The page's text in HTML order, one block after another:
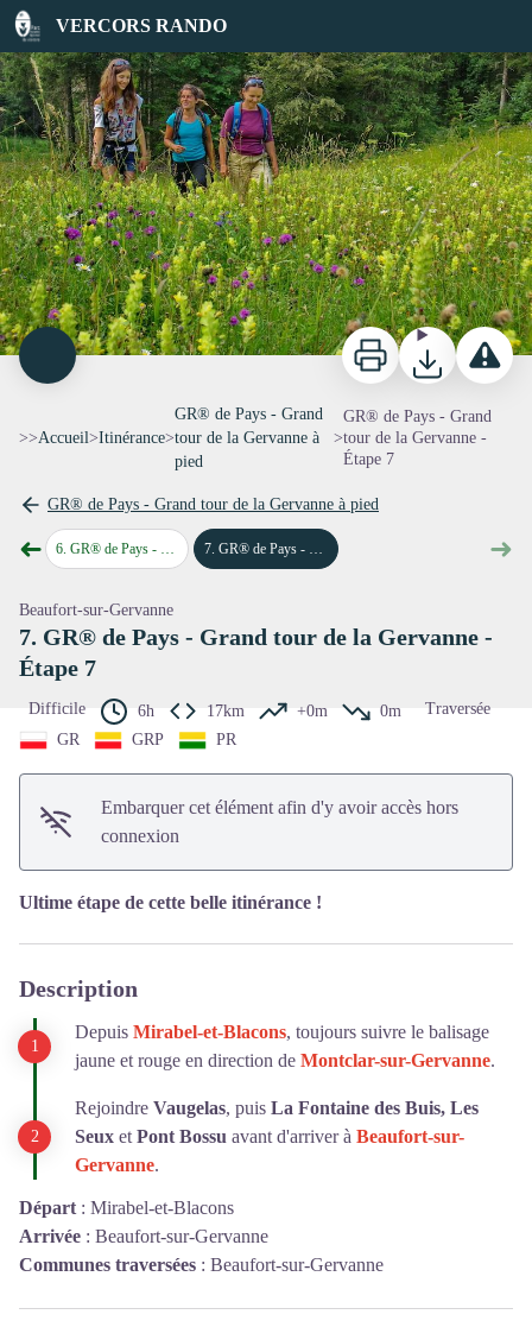
VERCORS RANDO
GR® de Pays - Grand tour de la Gervanne - Étape 7
Voir l'image en plein écran
ImprimerTéléchargerSignaler
>>Accueil>Itinérance>
GR® de Pays - Grand
tour de la Gervanne à
pied
>
GR® de Pays - Grand
tour de la Gervanne -
Étape 7
GR® de Pays - Grand tour de la Gervanne à pied
➜Étape précédente
6. GR® de Pays - Grand tour de la Gervanne - Étape 6 7 .GR® de Pays - Grand tour de la Gervanne - Étape 7 ➜
Beaufort-sur-Gervanne
7. GR® de Pays - Grand tour de la Gervanne -
Étape 7
Difficile 6h 17km +0m 0m
Traversée
GR
GRP PR
Embarquer cet élément afin d'y avoir accès hors
connexion
Ultime étape de cette belle itinérance !
Description
Depuis Mirabel-et-Blacons, toujours suivre le balisage
jaune et rouge en direction de Montclar-sur-Gervanne.
Rejoindre Vaugelas, puis La Fontaine des Buis, Les
Seux et Pont Bossu avant d'arriver à Beaufort-sur-
Gervanne.
Départ : Mirabel-et-Blacons
Arrivée : Beaufort-sur-Gervanne
Communes traversées : Beaufort-sur-Gervanne